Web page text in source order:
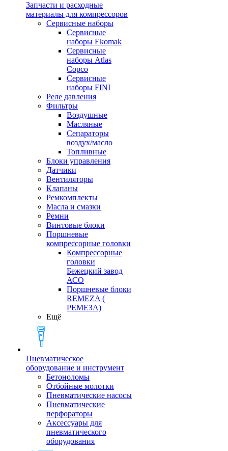
Запчасти и расходные
материалы для компрессоров
Cервисные наборы
Сервисные
наборы Ekomak
Cервисные
наборы Atlas
Copco
Сервисные
наборы FINI
Реле давления
Фильтры
Воздушные
Масляные
Сепараторы
воздух/масло
Топливные
Блоки управления
Датчики
Вентиляторы
Клапаны
Ремкомплекты
Масла и смазки
Ремни
Винтовые блоки
Поршневые
компрессорные головки
Компрессорные
головки
Бежецкий завод
АСО
Поршневые блоки
REMEZA (
РЕМЕЗА)
Ещё
Пневматическое
оборудование и инструмент
Бетоноломы
Отбойные молотки
Пневматические насосы
Пневматические
перфораторы
Аксессуары для
пневматического
оборудования